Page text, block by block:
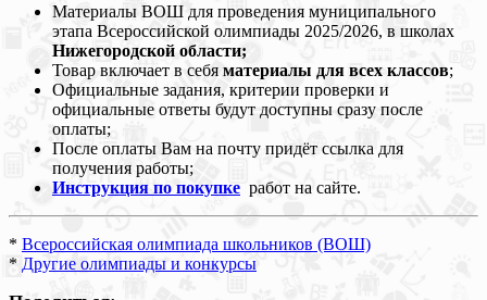
Материалы ВОШ для проведения муниципального
этапа Всероссийской олимпиады 2025/2026, в школах
Нижегородской области;
Товар включает в себя материалы для всех классов;
Официальные задания, критерии проверки и
официальные ответы будут доступны сразу после
оплаты;
После оплаты Вам на почту придёт ссылка для
получения работы;
Инструкция по покупке работ на сайте.
* Всероссийская олимпиада школьников (ВОШ)
* Другие олимпиады и конкурсы